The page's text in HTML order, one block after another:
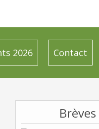
2026 Contact